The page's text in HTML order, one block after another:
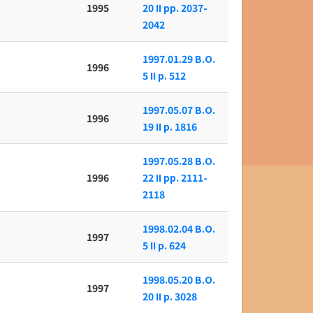
1995
20 II pp. 2037-
2042
1996
1997.01.29 B.O.
5 II p. 512
1996
1997.05.07 B.O.
19 II p. 1816
1996
1997.05.28 B.O.
22 II pp. 2111-
2118
1997
1998.02.04 B.O.
5 II p. 624
1997
1998.05.20 B.O.
20 II p. 3028